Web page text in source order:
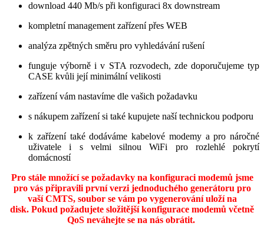
download 440 Mb/s při konfiguraci 8x downstream
kompletní management zařízení přes WEB
analýza zpětných směru pro vyhledávání rušení
funguje výborně i v STA rozvodech, zde doporučujeme typ
CASE kvůli její minimální velikosti
zařízení vám nastavíme dle vašich požadavku
s nákupem zařízení si také kupujete naší technickou podporu
k zařízení také dodáváme kabelové modemy a pro náročné
uživatele i s velmi silnou WiFi pro rozlehlé pokrytí
domácností
Pro stále množící se požadavky na konfiguraci modemů jsme
pro vás připravili první verzi jednoduchého generátoru pro
vaší CMTS, soubor se vám po vygenerování uloží na
disk. Pokud požadujete složitější konfigurace modemů včetně
QoS neváhejte se na nás obrátit.